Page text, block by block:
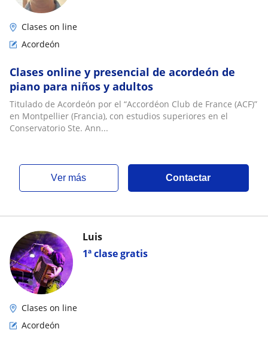
Clases on line
Acordeón
Clases online y presencial de acordeón de
piano para niños y adultos
Titulado de Acordeón por el “Accordéon Club de France (ACF)”
en Montpellier (Francia), con estudios superiores en el
Conservatorio Ste. Ann...
ver más Contactar
1ª clase gratis
Luis
Clases on line
Acordeón